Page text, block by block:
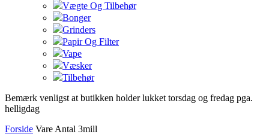
Vægte Og Tilbehør
Bonger
Grinders
Papir Og Filter
Vape
Væsker
Tilbehør
Bemærk venligst at butikken holder lukket torsdag og fredag pga.
helligdag
Forside Vare Antal 3mill